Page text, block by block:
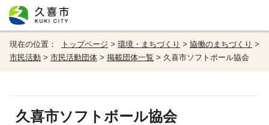
現在の位置： トップページ > 環境・まちづくり > 協働のまちづくり >
市民活動 > 市民活動団体 > 掲載団体一覧 > 久喜市ソフトボール協会
久喜市ソフトボール協会